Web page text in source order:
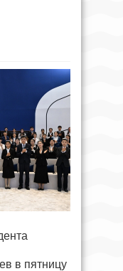
в пятницу